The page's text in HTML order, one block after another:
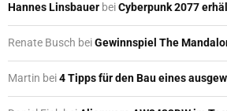
Hannes Linsbauer beiCyberpunk 2077
Renate Busch beiGewinnspiel The
Martin bei4 Tipps für den Bau eines